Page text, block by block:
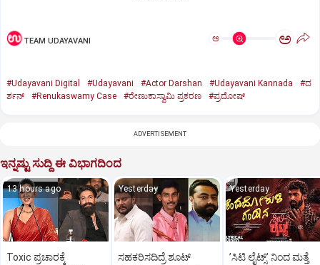
TEAM UDAYAVANI ಅ ಅ
#Udayavani Digital #Udayavani #Actor Darshan #Udayavani Kannada
#ದ
ರ್ಶನ್‌
#Renukaswamy Case #ರೇಣುಕಾಸ್ವಾಮಿ ಪ್ರಕರಣ #ಪ್ರದೋಷ್‌
ADVERTISEMENT
ಇನ್ನಷ್ಟು ಸುದ್ದಿ ಈ ವಿಭಾಗದಿಂದ
13 hours ago
Toxic ಪ್ರಚಾರಕ್ಕೆ
Yesterday
ಸಹಕರಿಸದಿದ್ರೆ ಶೂಟ್‌
Yesterday
ʼಸಿಟಿ ಲೈಟ್ಸ್‌ʼ ನಿಂದ ಮತ್ತೆ